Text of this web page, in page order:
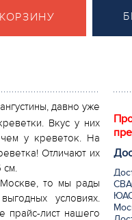
давно уже
Вкус у них
у креветок. На
Отличают их
то мы рады
условиях.
прайс-лист нашего